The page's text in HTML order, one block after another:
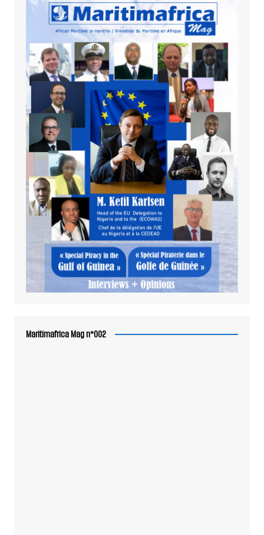
Maritimafrica Mag n°002